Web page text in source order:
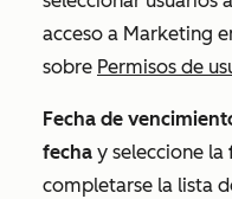
acceso a Marketing
sobre Permisos de
Fecha de
fecha y seleccione la
completarse la lista